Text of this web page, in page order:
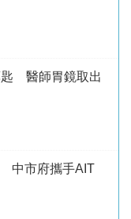
匙 醫師胃鏡取出
中市府攜手AIT